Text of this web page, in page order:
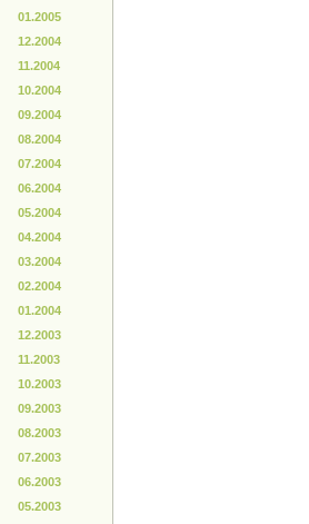
01.2005
12.2004
11.2004
10.2004
09.2004
08.2004
07.2004
06.2004
05.2004
04.2004
03.2004
02.2004
01.2004
12.2003
11.2003
10.2003
09.2003
08.2003
07.2003
06.2003
05.2003